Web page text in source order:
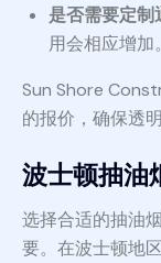
是否需要定制
用会相应增加。
Sun Shore
的报价，确保透
波士顿抽油
选择合适的抽油
要。在波士顿地